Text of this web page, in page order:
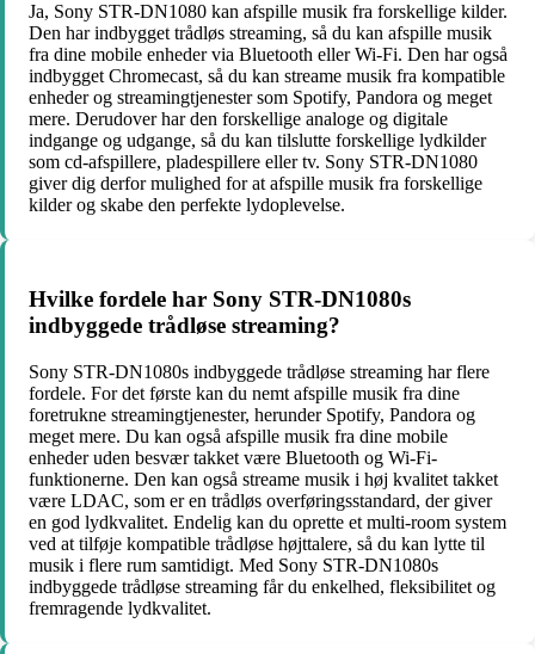
Ja, Sony STR-DN1080 kan afspille musik fra forskellige kilder.
Den har indbygget trådløs streaming, så du kan afspille musik
fra dine mobile enheder via Bluetooth eller Wi-Fi. Den har også
indbygget Chromecast, så du kan streame musik fra kompatible
enheder og streamingtjenester som Spotify, Pandora og meget
mere. Derudover har den forskellige analoge og digitale
indgange og udgange, så du kan tilslutte forskellige lydkilder
som cd-afspillere, pladespillere eller tv. Sony STR-DN1080
giver dig derfor mulighed for at afspille musik fra forskellige
kilder og skabe den perfekte lydoplevelse.
Hvilke fordele har Sony STR-DN1080s
indbyggede trådløse streaming?
Sony STR-DN1080s indbyggede trådløse streaming har flere
fordele. For det første kan du nemt afspille musik fra dine
foretrukne streamingtjenester, herunder Spotify, Pandora og
meget mere. Du kan også afspille musik fra dine mobile
enheder uden besvær takket være Bluetooth og Wi-Fi-
funktionerne. Den kan også streame musik i høj kvalitet takket
være LDAC, som er en trådløs overføringsstandard, der giver
en god lydkvalitet. Endelig kan du oprette et multi-room system
ved at tilføje kompatible trådløse højttalere, så du kan lytte til
musik i flere rum samtidigt. Med Sony STR-DN1080s
indbyggede trådløse streaming får du enkelhed, fleksibilitet og
fremragende lydkvalitet.